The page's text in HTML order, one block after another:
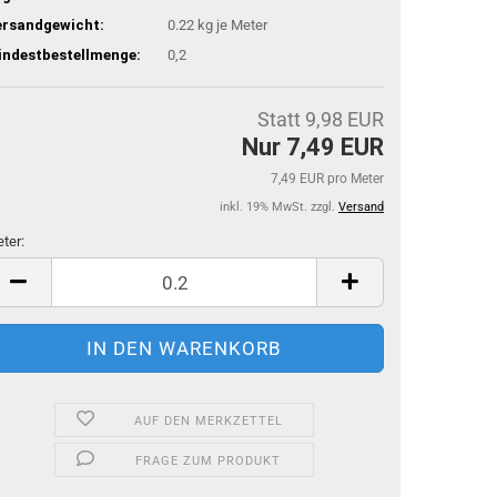
0.22 kg je Meter
0,2
Statt 9,98 EUR
Nur 7,49 EUR
7,49 EUR pro Meter
inkl. 19% MwSt. zzgl. Versand
AUF DEN MERKZETTEL
FRAGE ZUM PRODUKT